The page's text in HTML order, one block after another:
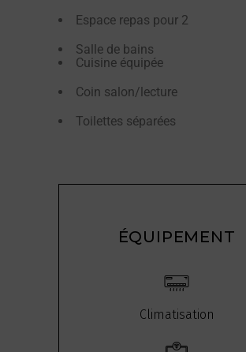
Espace repas pour 2
Salle de bains
Cuisine équipée
Coin salon/lecture
Toilettes séparées
ÉQUIPEMENT
Climatisation